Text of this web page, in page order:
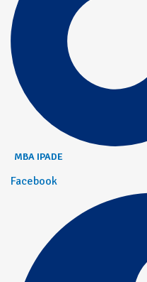
MBA IPADE
Facebook